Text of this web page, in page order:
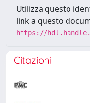
Utilizza questo
link a questo
https://
Citazioni